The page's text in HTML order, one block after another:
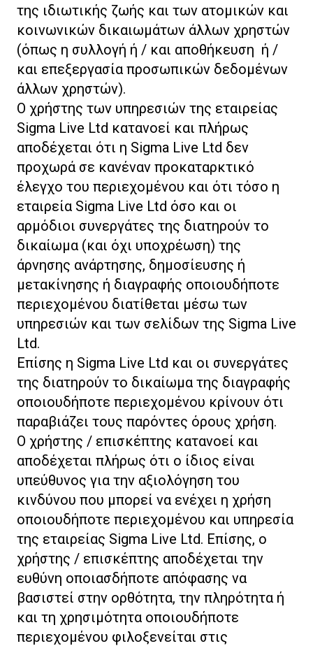
της ιδιωτικής ζωής και των ατομικών και
κοινωνικών δικαιωμάτων άλλων χρηστών
(όπως η συλλογή ή / και αποθήκευση ή /
και επεξεργασία προσωπικών δεδομένων
άλλων χρηστών).
Ο χρήστης των υπηρεσιών της εταιρείας
Sigma Live Ltd κατανοεί και πλήρως
αποδέχεται ότι η Sigma Live Ltd δεν
προχωρά σε κανέναν προκαταρκτικό
έλεγχο του περιεχομένου και ότι τόσο η
εταιρεία Sigma Live Ltd όσο και οι
αρμόδιοι συνεργάτες της διατηρούν το
δικαίωμα (και όχι υποχρέωση) της
άρνησης ανάρτησης, δημοσίευσης ή
μετακίνησης ή διαγραφής οποιουδήποτε
περιεχομένου διατίθεται μέσω των
υπηρεσιών και των σελίδων της Sigma Live
Ltd.
Επίσης η Sigma Live Ltd και οι συνεργάτες
της διατηρούν το δικαίωμα της διαγραφής
οποιουδήποτε περιεχομένου κρίνουν ότι
παραβιάζει τους παρόντες όρους χρήση.
Ο χρήστης / επισκέπτης κατανοεί και
αποδέχεται πλήρως ότι ο ίδιος είναι
υπεύθυνος για την αξιολόγηση του
κινδύνου που μπορεί να ενέχει η χρήση
οποιουδήποτε περιεχομένου και υπηρεσία
της εταιρείας Sigma Live Ltd. Επίσης, ο
χρήστης / επισκέπτης αποδέχεται την
ευθύνη οποιασδήποτε απόφασης να
βασιστεί στην ορθότητα, την πληρότητα ή
και τη χρησιμότητα οποιουδήποτε
περιεχομένου φιλοξενείται στις